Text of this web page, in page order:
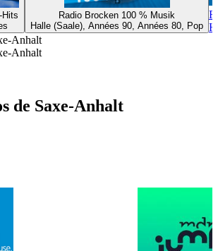
Hits
Radio Brocken 100 % Musik
Halle (Saale), Années 90, Années 80, Pop
Anhalt
Anhalt
de Saxe-Anhalt